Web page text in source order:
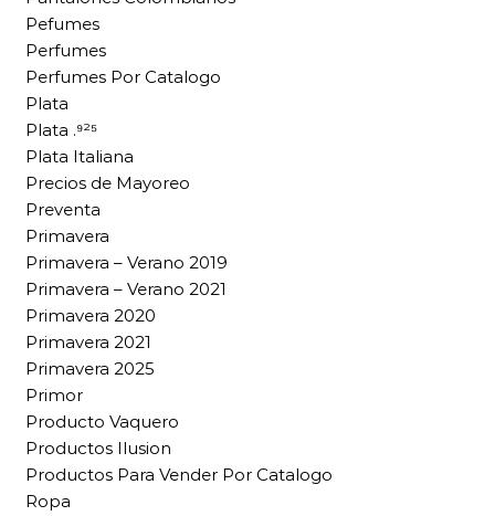
Pefumes
Perfumes
Perfumes Por Catalogo
Plata
Plata .⁹²⁵
Plata Italiana
Precios de Mayoreo
Preventa
Primavera
Primavera – Verano 2019
Primavera – Verano 2021
Primavera 2020
Primavera 2021
Primavera 2025
Primor
Producto Vaquero
Productos Ilusion
Productos Para Vender Por Catalogo
Ropa